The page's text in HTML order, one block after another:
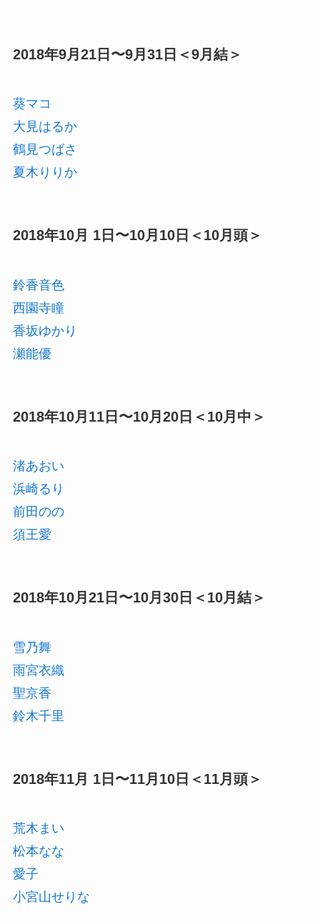
2018年9月21日〜9月31日＜9月結＞
葵マコ
大見はるか
鶴見つばさ
夏木りりか
2018年10月 1日〜10月10日＜10月頭＞
鈴香音色
西園寺瞳
香坂ゆかり
瀬能優
2018年10月11日〜10月20日＜10月中＞
渚あおい
浜崎るり
前田のの
須王愛
2018年10月21日〜10月30日＜10月結＞
雪乃舞
雨宮衣織
聖京香
鈴木千里
2018年11月 1日〜11月10日＜11月頭＞
荒木まい
松本なな
愛子
小宮山せりな